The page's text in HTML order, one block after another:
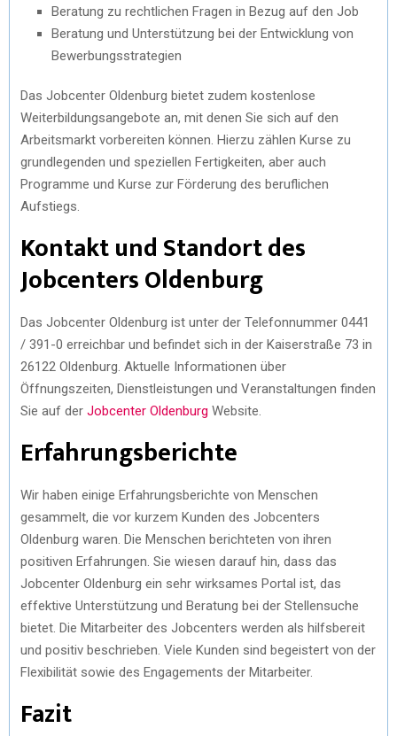
Beratung zu rechtlichen Fragen in Bezug auf den Job
Beratung und Unterstützung bei der Entwicklung von
Bewerbungsstrategien
Das Jobcenter Oldenburg bietet zudem kostenlose
Weiterbildungsangebote an, mit denen Sie sich auf den
Arbeitsmarkt vorbereiten können. Hierzu zählen Kurse zu
grundlegenden und speziellen Fertigkeiten, aber auch
Programme und Kurse zur Förderung des beruflichen
Aufstiegs.
Kontakt und Standort des
Jobcenters Oldenburg
Das Jobcenter Oldenburg ist unter der Telefonnummer 0441
/ 391-0 erreichbar und befindet sich in der Kaiserstraße 73 in
26122 Oldenburg. Aktuelle Informationen über
Öffnungszeiten, Dienstleistungen und Veranstaltungen finden
Sie auf der Jobcenter Oldenburg Website.
Erfahrungsberichte
Wir haben einige Erfahrungsberichte von Menschen
gesammelt, die vor kurzem Kunden des Jobcenters
Oldenburg waren. Die Menschen berichteten von ihren
positiven Erfahrungen. Sie wiesen darauf hin, dass das
Jobcenter Oldenburg ein sehr wirksames Portal ist, das
effektive Unterstützung und Beratung bei der Stellensuche
bietet. Die Mitarbeiter des Jobcenters werden als hilfsbereit
und positiv beschrieben. Viele Kunden sind begeistert von der
Flexibilität sowie des Engagements der Mitarbeiter.
Fazit